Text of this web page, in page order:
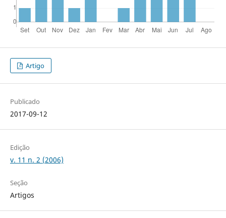
Artigo
Publicado
2017-09-12
Edição
v. 11 n. 2 (2006)
Seção
Artigos